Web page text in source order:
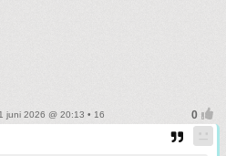
juni 2026 @ 20:13 • 16